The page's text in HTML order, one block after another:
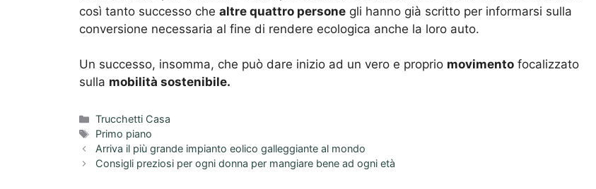
così tanto successo che altre quattro persone gli hanno già scritto per informarsi sulla
conversione necessaria al fine di rendere ecologica anche la loro auto.
Un successo, insomma, che può dare inizio ad un vero e proprio movimento focalizzato
sulla mobilità sostenibile.
Categorie
Trucchetti Casa
Tag
Primo piano
Arriva il più grande impianto eolico galleggiante al mondo
Consigli preziosi per ogni donna per mangiare bene ad ogni età